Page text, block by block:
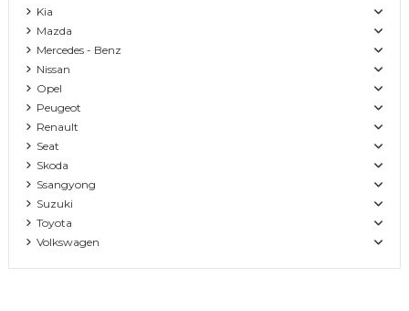
Kia
Mazda
Mercedes - Benz
Nissan
Opel
Peugeot
Renault
Seat
Skoda
Ssangyong
Suzuki
Toyota
Volkswagen